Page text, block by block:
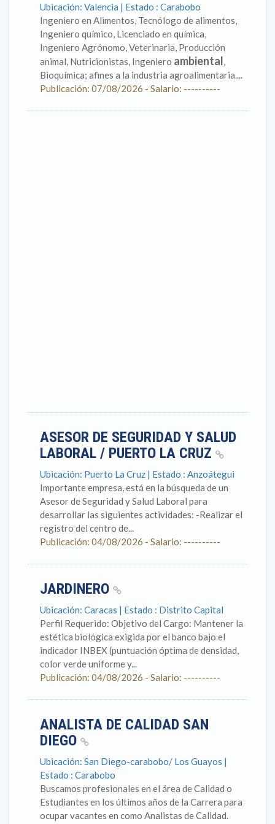
Ubicación: Valencia | Estado : Carabobo
Ingeniero en Alimentos, Tecnólogo de alimentos,
Ingeniero químico, Licenciado en química,
Ingeniero Agrónomo, Veterinaria, Producción
animal, Nutricionistas, Ingeniero ambiental,
Bioquímica; afines a la industria agroalimentaria....
Publicación: 07/08/2026 - Salario: ----------
ASESOR DE SEGURIDAD Y SALUD
LABORAL / PUERTO LA CRUZ
Ubicación: Puerto La Cruz | Estado : Anzoátegui
Importante empresa, está en la búsqueda de un
Asesor de Seguridad y Salud Laboral para
desarrollar las siguientes actividades: -Realizar el
registro del centro de...
Publicación: 04/08/2026 - Salario: ----------
JARDINERO
Ubicación: Caracas | Estado : Distrito Capital
Perfil Requerido: Objetivo del Cargo: Mantener la
estética biológica exigida por el banco bajo el
indicador INBEX (puntuación óptima de densidad,
color verde uniforme y...
Publicación: 04/08/2026 - Salario: ----------
ANALISTA DE CALIDAD SAN
DIEGO
Ubicación: San Diego-carabobo/ Los Guayos |
Estado : Carabobo
Buscamos profesionales en el área de Calidad o
Estudiantes en los últimos años de la Carrera para
ocupar vacantes en como Analistas de Calidad.